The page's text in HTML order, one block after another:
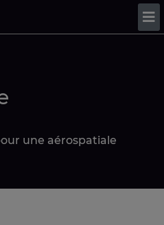
une aérospatiale